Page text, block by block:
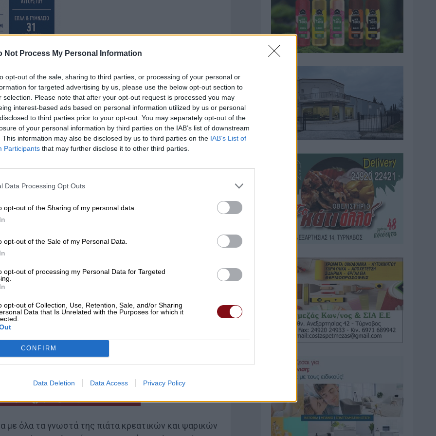
Not Process My Personal Information
opt-out of the sale, sharing to third parties, or processing of your personal or
for targeted advertising by us, please use the below opt-out section to
selection. Please note that after your opt-out request is processed you may
interest-based ads based on personal information utilized by us or personal
to third parties prior to your opt-out. You may separately opt-out of the
of your personal information by third parties on the IAB’s list of downstream
This information may also be disclosed by us to third parties on the IAB’s List of
Participants that may further disclose it to other third parties.
Data Processing Opt Outs
opt-out of the Sharing of my personal data.
opt-out of the Sale of my Personal Data.
opt-out of processing my Personal Data for Targeted
opt-out of Collection, Use, Retention, Sale, and/or Sharing
Data that Is Unrelated with the Purposes for which it
CONFIRM
Data Deletion Data Access Privacy Policy
προετοιμάζονται με μεράκι και με τις πλέον
με το ίδιο μεράκι για σας τις σούβλες, με
με όλα τα γνωστά της πιάτα κρεατικών και ψαρικών